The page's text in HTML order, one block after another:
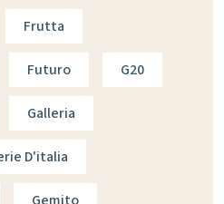
Frutta
Futuro G20
Galleria
D'italia